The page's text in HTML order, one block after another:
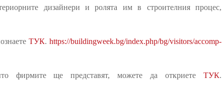
дизайнери и ролята им в строителния процес,
ТУК. https://buildingweek.bg/index.php/bg/visitors/accomp-
фирмите ще представят, можете да откриете ТУК.